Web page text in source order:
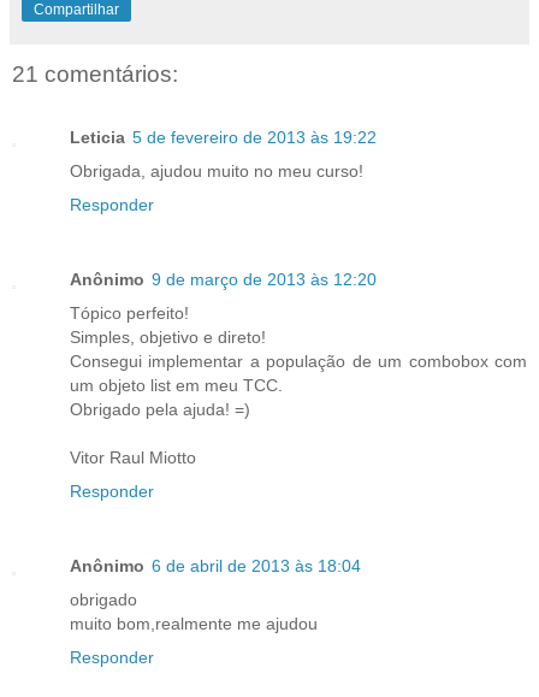
Compartilhar
21 comentários:
Leticia 5 de fevereiro de 2013 às 19:22
Obrigada, ajudou muito no meu curso!
Responder
Anônimo 9 de março de 2013 às 12:20
Tópico perfeito!
Simples, objetivo e direto!
Consegui implementar a população de um combobox com
um objeto list em meu TCC.
Obrigado pela ajuda! =)
Vitor Raul Miotto
Responder
Anônimo 6 de abril de 2013 às 18:04
obrigado
muito bom,realmente me ajudou
Responder